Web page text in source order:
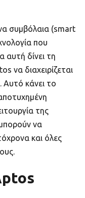
συμβόλαια (smart
που
αυτή δίνει τη
να διαχειρίζεται
Αυτό κάνει το
της
να
και όλες